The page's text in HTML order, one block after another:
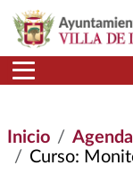
Pasar al contenido
Inicio
Agenda
Curso: